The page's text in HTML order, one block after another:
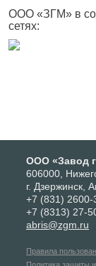
ООО «ЗГМ» в
сетях:
ООО «Завод
606000,
г. Дзержинск,
+7 (831) 2600-
+7 (8313) 27-
abris@zgm.ru
Правила
Политика защиты